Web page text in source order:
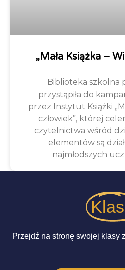
„Mała Książka –
Biblioteka szkolna
przystąpiła do
przez Instytut Książki
człowiek”, której
czytelnictwa wśród
elementów są
najmłodszych
Przejdź na stronę swojej klasy